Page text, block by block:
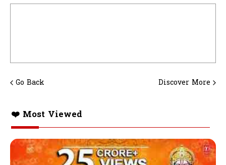
Go Back Discover More
❤️ Most Viewed